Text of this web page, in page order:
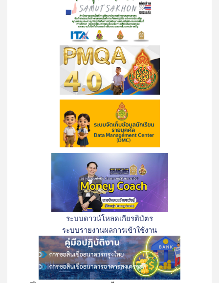
ระบบดาวน์โหลดเกียรติบัตร
ระบบรายงานผลการเข้าใช้งาน